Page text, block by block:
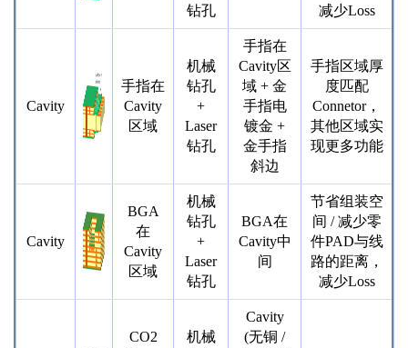
钻孔
减少Loss
Cavity
手指在
Cavity
区域
机械
钻孔
+
Laser
钻孔
手指在
Cavity区
域 + 金
手指电
镀金 +
金手指
斜边
手指区域厚
度匹配
Connetor，
其他区域实
现更多功能
Cavity
BGA
在
Cavity
区域
机械
钻孔
+
Laser
钻孔
BGA在
Cavity中
间
节省组装空
间 / 减少零
件PAD与线
路的距离，
减少Loss
CO2
机械
Cavity
(无铜 /